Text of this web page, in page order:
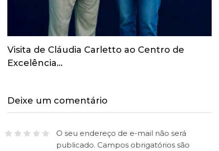
COI revoga suspensão provisória do Comitê
Olímpico Russo
Deixe um comentário
O seu endereço de e-mail não será
publicado. Campos obrigatórios são